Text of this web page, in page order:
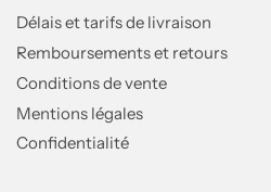
Délais et tarifs de livraison
Remboursements et retours
Conditions de vente
Mentions légales
Confidentialité